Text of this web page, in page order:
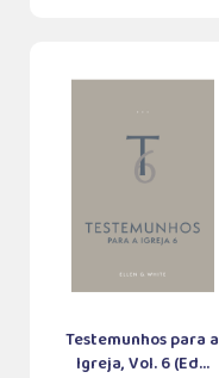
Testemunhos para a
Igreja, Vol. 6 (Ed...